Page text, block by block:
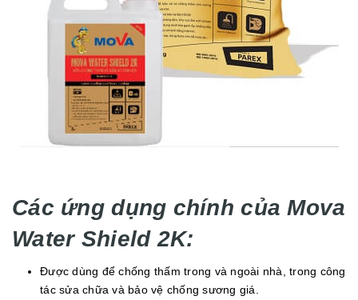
Các ứng dụng chính của Mova
Water Shield 2K:
Được dùng để chống thấm trong và ngoài nhà, trong công
tác sửa chữa và bảo vệ chống sương giá.